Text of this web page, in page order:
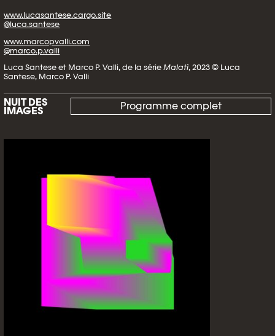
www.lucasantese.cargo.site
@luca.santese
www.marcopvalli.com
@marco.p.valli
Luca Santese et Marco P. Valli, de la série Malatì, 2023 © Luca
Santese, Marco P. Valli
NUIT DES
IMAGES Programme complet